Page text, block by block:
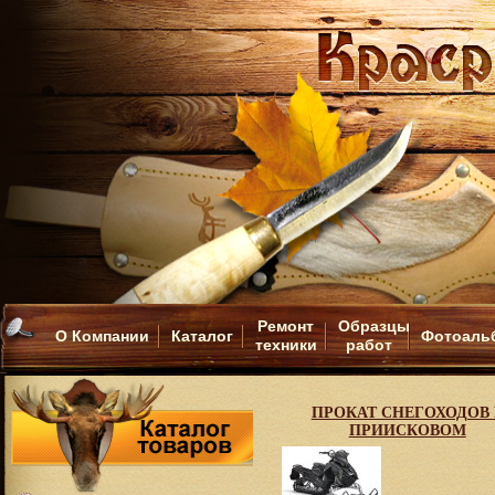
О Компании Каталог
Ремонт
техники
Образцы
работ
ПРОКАТ СНЕГОХОДОВ
ПРИИСКОВОМ